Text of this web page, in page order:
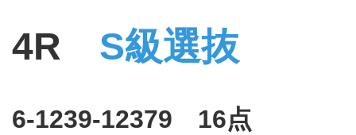
4R S級選抜
6-1239-12379 16点